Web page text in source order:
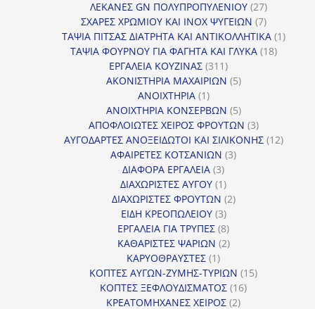
προϊόντα
ΛΕΚΑΝΕΣ GN ΠΟΛΥΠΡΟΠΥΛΕΝΙΟΥ 2727
προϊόντα
ΣΧΑΡΕΣ ΧΡΩΜΙΟΥ ΚΑΙ INOX ΨΥΓΕΙΩΝ 77
προϊόντα
ΤΑΨΙΑ ΠΙΤΣΑΣ ΔΙΑΤΡΗΤΑ ΚΑΙ ΑΝΤΙΚΟΛΛΗΤΙΚΑ 11
ΤΑΨΙΑ ΦΟΥΡΝΟΥ ΓΙΑ ΦΑΓΗΤΑ ΚΑΙ ΓΛΥΚΑ 1818
ΕΡΓΑΛΕΙΑ ΚΟΥΖΙΝΑΣ 311311
προϊόντα
ΑΚΟΝΙΣΤΗΡΙΑ ΜΑΧΑΙΡΙΩΝ 55
ΑΝΟΙΧΤΗΡΙΑ 11
προϊόν
ΑΝΟΙΧΤΗΡΙΑ ΚΟΝΣΕΡΒΩΝ 55
προϊόντα
ΑΠΟΦΛΟΙΩΤΕΣ ΧΕΙΡΟΣ ΦΡΟΥΤΩΝ 33
προϊόντα
ΑΥΓΟΔΑΡΤΕΣ ΑΝΟΞΕΙΔΩΤΟΙ ΚΑΙ ΣΙΛΙΚΟΝΗΣ 1212
ΑΦΑΙΡΕΤΕΣ ΚΟΤΣΑΝΙΩΝ 33
ΔΙΑΦΟΡΑ ΕΡΓΑΛΕΙΑ 33
προϊόντα
ΔΙΑΧΩΡΙΣΤΕΣ ΑΥΓΟΥ 11
προϊόν
ΔΙΑΧΩΡΙΣΤΕΣ ΦΡΟΥΤΩΝ 22
ΕΙΔΗ ΚΡΕΟΠΩΛΕΙΟΥ 33
προϊόντα
ΕΡΓΑΛΕΙΑ ΓΙΑ ΤΡΥΠΕΣ 88
προϊόντα
ΚΑΘΑΡΙΣΤΕΣ ΨΑΡΙΩΝ 22
ΚΑΡΥΟΘΡΑΥΣΤΕΣ 11
προϊόν
ΚΟΠΤΕΣ ΑΥΓΩΝ-ΖΥΜΗΣ-ΤΥΡΙΩΝ 1515
ΚΟΠΤΕΣ ΞΕΦΛΟΥΔΙΣΜΑΤΟΣ 1616
ΚΡΕΑΤΟΜΗΧΑΝΕΣ ΧΕΙΡΟΣ 22